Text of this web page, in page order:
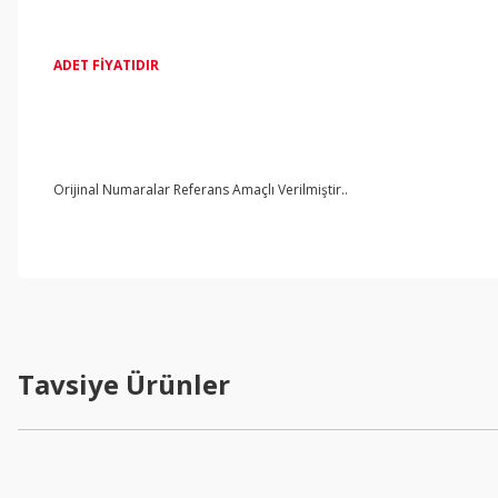
ADET FİYATIDIR
Orijinal Numaralar Referans Amaçlı Verilmiştir..
Tavsiye Ürünler